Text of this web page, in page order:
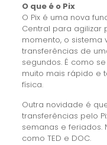
O que é o Pix
O Pix é uma nova
Central para agilizar
momento, o sistema
transferências de
segundos. É como
muito mais rápido e
física.
Outra novidade é
transferências pelo
semanas e feriados.
como TED e DOC.